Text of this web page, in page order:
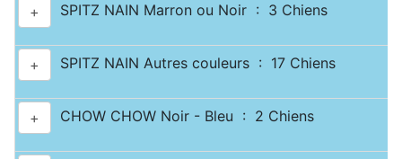
+ SPITZ NAIN Marron ou Noir : 3 Chiens
+ SPITZ NAIN Autres couleurs : 17 Chiens
+ CHOW CHOW Noir - Bleu : 2 Chiens